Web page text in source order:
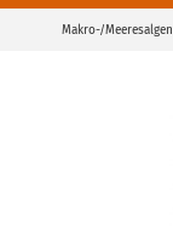
Makro-/Meeresalgen